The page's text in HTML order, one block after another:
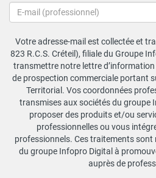
Votre adresse-mail est collectée et
823 R.C.S. Créteil), filiale du Groupe
transmettre notre lettre
de prospection commerciale portant
Territorial. Vos coordonnées
transmises aux sociétés du groupe
proposer des produits et/ou
professionnelles ou vous
professionnels. Ces traitements sont
du groupe Infopro Digital à
auprès de